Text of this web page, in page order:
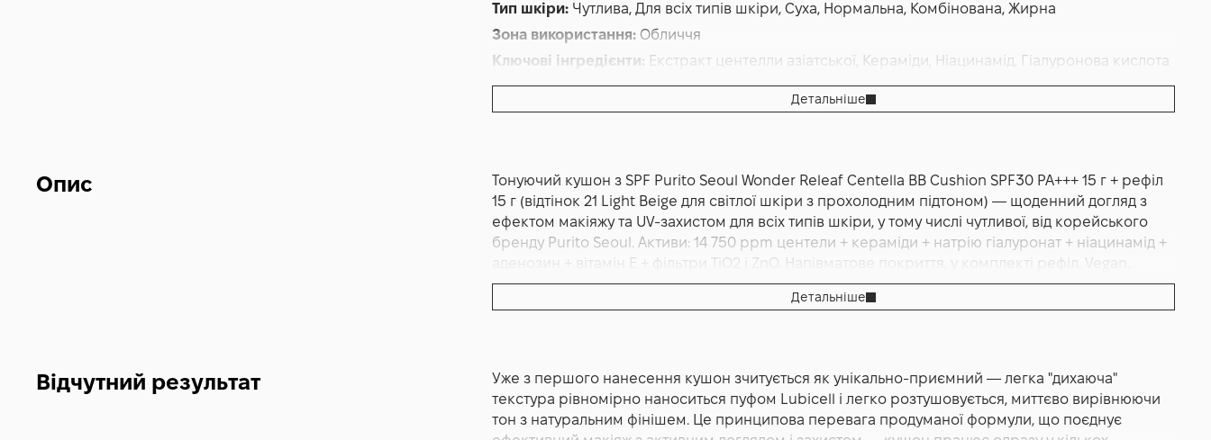
Тип шкіри: Чутлива, Для всіх типів шкіри, Суха, Нормальна, Комбінована, Жирна
Зона використання: Обличчя
Ключові інгредієнти: Екстракт центелли азіатської, Керамiди, Ніацинамід, Гіалуронова кислота
Основна дія:Матування,Живлення,Зволоження
Форма випуску:Кушон
Детальніше
Опис
Тонуючий кушон з SPF Purito Seoul Wonder Releaf Centella BB Cushion SPF30 PA+++ 15 г + рефіл
15 г (відтінок 21 Light Beige для світлої шкіри з прохолодним підтоном) — щоденний догляд з
ефектом макіяжу та UV-захистом для всіх типів шкіри, у тому числі чутливої, від корейського
бренду Purito Seoul. Активи: 14 750 ppm центели + кераміди + натрію гіалуронат + ніацинамід +
аденозин + вітамін E + фільтри TiO2 і ZnO. Напівматове покриття, у комплекті рефіл. Vegan.
Корейський бренд Purito Seoul.
корейського б'юті-бренду Purito Seoul. Це кушон-версія бестселера лінії — популярного BB
Cream — у зручному форматі компактного кушону з пуфом-аплікатором Lubicell і додатковим
рефілом (змінним блоком) у комплекті. Має характерну легку "дихаючу" текстуру, що
Детальніше
Відчутний результат
Уже з першого нанесення кушон зчитується як унікально-приємний — легка "дихаюча"
текстура рівномірно наноситься пуфом Lubicell і легко розтушовується, миттєво вирівнюючи
тон з натуральним фінішем. Це принципова перевага продуманої формули, що поєднує